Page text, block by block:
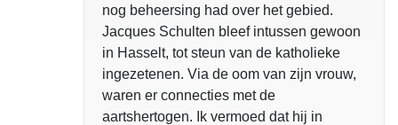
nog beheersing had over het gebied.
Jacques Schulten bleef intussen gewoon
in Hasselt, tot steun van de katholieke
ingezetenen. Via de oom van zijn vrouw,
waren er connecties met de
aartshertogen. Ik vermoed dat hij in